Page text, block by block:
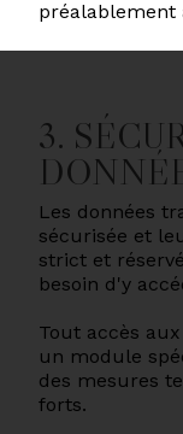
préalablement
3.
Les données
sécurisée et
strict et
besoin d'y
Tout accès
un module
des mesures
forts.